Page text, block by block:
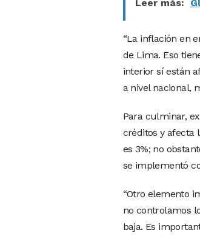
Leer más:
“La inflación en
de Lima. Eso
interior sí están
a nivel nacional,
Para culminar,
créditos y afecta
es 3%; no
se implementó
“Otro elemento
no controlamos
baja. Es